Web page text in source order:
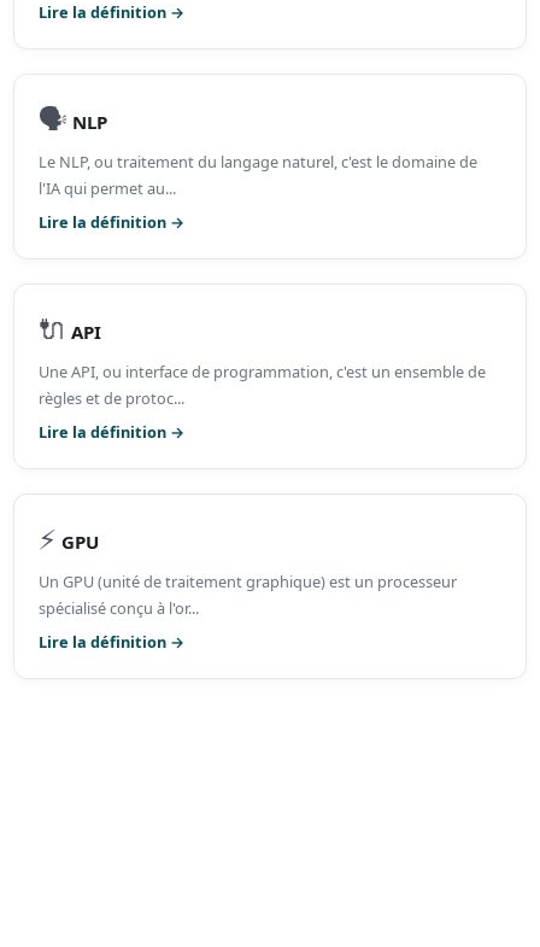
Lire la définition →
🗣️ NLP
Le NLP, ou traitement du langage naturel, c'est le domaine de
l'IA qui permet au...
Lire la définition →
🔌 API
Une API, ou interface de programmation, c'est un ensemble de
règles et de protoc...
Lire la définition →
⚡ GPU
Un GPU (unité de traitement graphique) est un processeur
spécialisé conçu à l'or...
Lire la définition →